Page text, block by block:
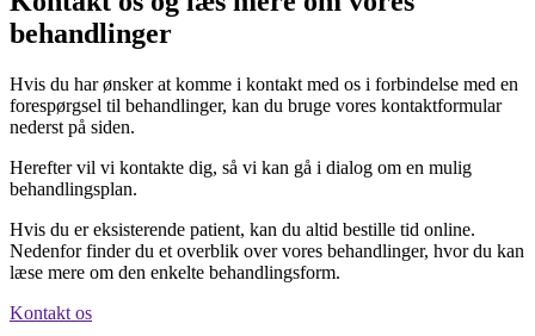
behandlinger
Hvis du har ønsker at komme i kontakt med os i forbindelse med en
forespørgsel til behandlinger, kan du bruge vores kontaktformular
nederst på siden.
Herefter vil vi kontakte dig, så vi kan gå i dialog om en mulig
behandlingsplan.
Hvis du er eksisterende patient, kan du altid bestille tid online.
Nedenfor finder du et overblik over vores behandlinger, hvor du kan
læse mere om den enkelte behandlingsform.
Kontakt os